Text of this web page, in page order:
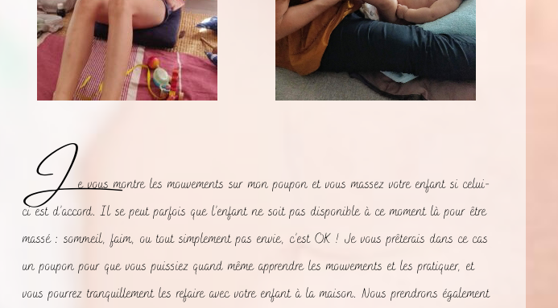
J e vous montre les mouvements sur mon poupon et vous massez votre enfant si celui-
ci est d’accord. Il se peut parfois que l’enfant ne soit pas disponible à ce moment là pour être
massé : sommeil, faim, ou tout simplement pas envie, c’est OK ! Je vous prêterais dans ce cas
un poupon pour que vous puissiez quand même apprendre les mouvements et les pratiquer, et
vous pourrez tranquillement les refaire avec votre enfant à la maison. Nous prendrons également